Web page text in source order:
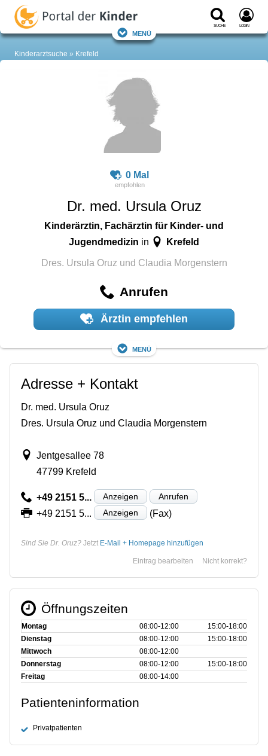
Suche Login
Menü
Kinderarztsuche Krefeld
0 Mal
Dr. med. Ursula Oruz
Kinderärztin, Fachärztin für Kinder- und
Jugendmedizin in Krefeld
Dres. Ursula Oruz und Claudia Morgenstern
Anrufen
Ärztin empfehlen
Menü
Adresse + Kontakt
Dr. med. Ursula Oruz
Dres. Ursula Oruz und Claudia Morgenstern
Jentgesallee 78
47799 Krefeld
+49 2151 5... Anzeigen Anrufen
+49 2151 5... Anzeigen (Fax)
Sind Sie Dr. Oruz? Jetzt E-Mail + Homepage hinzufügen
Nicht korrekt?
Eintrag bearbeiten
Öffnungszeiten
Montag 08:00‑12:00
15:00‑18:00
Dienstag
08:00‑12:00
15:00‑18:00
Mittwoch
08:00‑12:00
Donnerstag
08:00‑12:00
15:00‑18:00
Freitag
08:00‑14:00
Patienteninformation
Privatpatienten